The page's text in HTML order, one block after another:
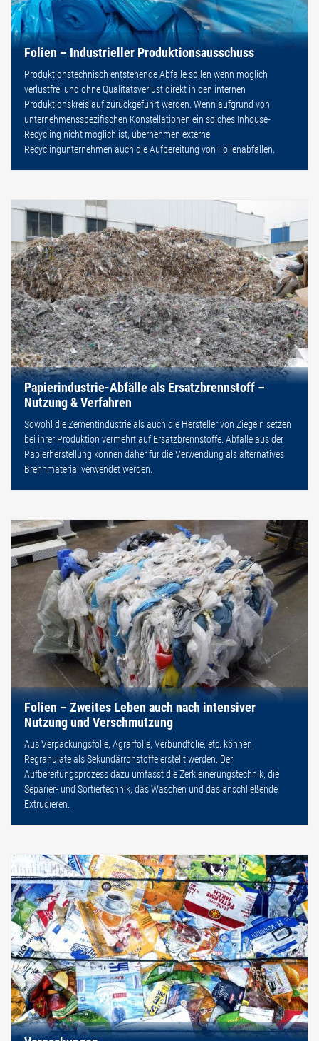
Folien – Industrieller Produktionsausschuss
Produktionstechnisch entstehende Abfälle sollen wenn möglich
verlustfrei und ohne Qualitätsverlust direkt in den internen
Produktionskreislauf zurückgeführt werden. Wenn aufgrund von
unternehmensspezifischen Konstellationen ein solches Inhouse-
Recycling nicht möglich ist, übernehmen externe
Recyclingunternehmen auch die Aufbereitung von Folienabfällen.
Papierindustrie-Abfälle als Ersatzbrennstoff –
Nutzung & Verfahren
Sowohl die Zementindustrie als auch die Hersteller von Ziegeln setzen
bei ihrer Produktion vermehrt auf Ersatzbrennstoffe. Abfälle aus der
Papierherstellung können daher für die Verwendung als alternatives
Brennmaterial verwendet werden.
Folien – Zweites Leben auch nach intensiver
Nutzung und Verschmutzung
Aus Verpackungsfolie, Agrarfolie, Verbundfolie, etc. können
Regranulate als Sekundärrohstoffe erstellt werden. Der
Aufbereitungsprozess dazu umfasst die Zerkleinerungstechnik, die
Separier- und Sortiertechnik, das Waschen und das anschließende
Extrudieren.